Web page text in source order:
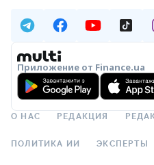
Приложение от Finance.ua
О НАС РЕДАКЦИЯ
ПОЛИТИКА ИИ ЭКСПЕРТЫ